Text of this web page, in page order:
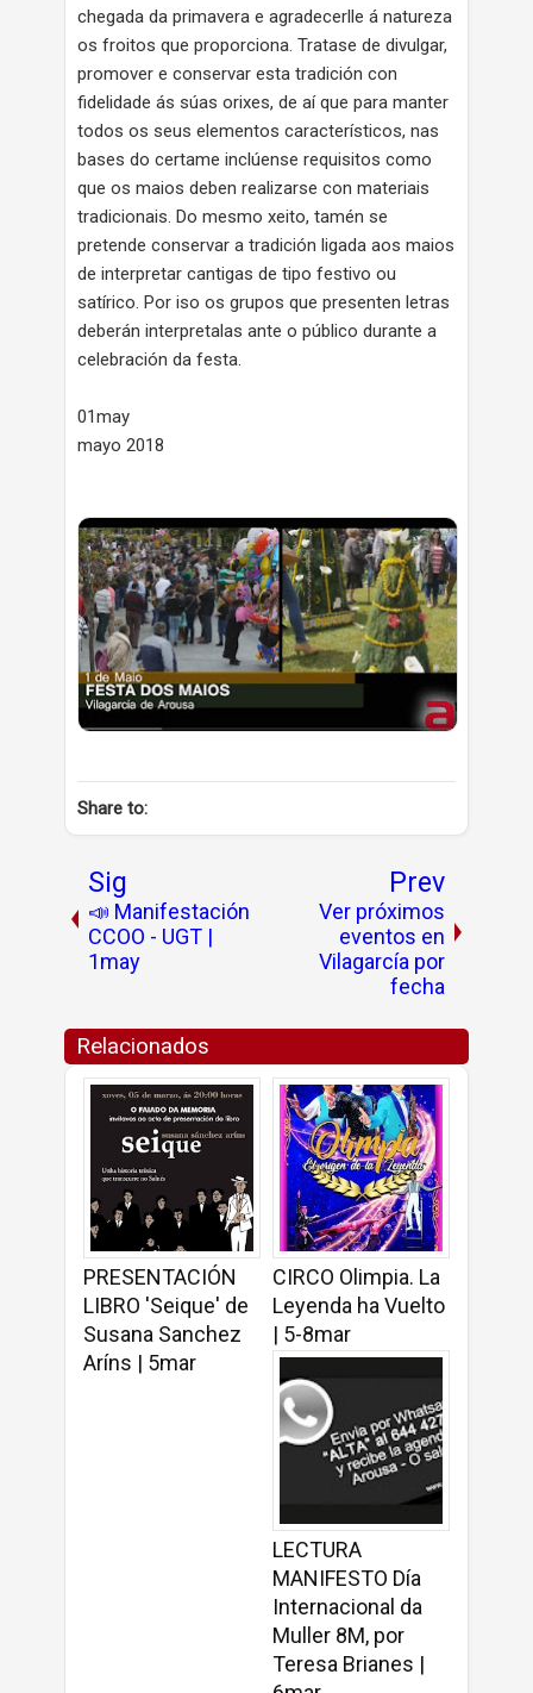
chegada da primavera e agradecerlle á natureza
os froitos que proporciona. Tratase de divulgar,
promover e conservar esta tradición con
fidelidade ás súas orixes, de aí que para manter
todos os seus elementos característicos, nas
bases do certame inclúense requisitos como
que os maios deben realizarse con materiais
tradicionais. Do mesmo xeito, tamén se
pretende conservar a tradición ligada aos maios
de interpretar cantigas de tipo festivo ou
satírico. Por iso os grupos que presenten letras
deberán interpretalas ante o público durante a
celebración da festa.
01may
mayo 2018
Share to:
Sig
📣 Manifestación
CCOO - UGT |
1may
Prev
Ver próximos
eventos en
Vilagarcía por
fecha
Relacionados
PRESENTACIÓN
LIBRO 'Seique' de
Susana Sanchez
Aríns | 5mar
CIRCO Olimpia. La
Leyenda ha Vuelto
| 5-8mar
LECTURA
MANIFESTO Día
Internacional da
Muller 8M, por
Teresa Brianes |